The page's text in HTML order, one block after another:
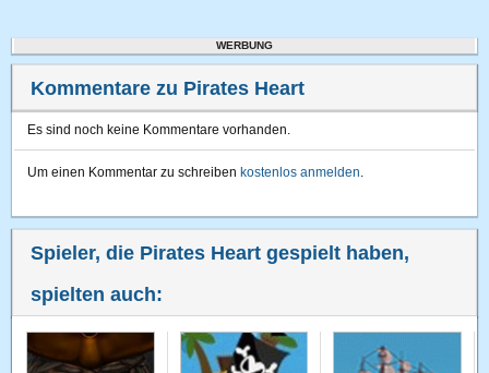
WERBUNG
Kommentare zu Pirates Heart
Es sind noch keine Kommentare vorhanden.
Um einen Kommentar zu schreiben kostenlos anmelden.
Spieler, die Pirates Heart gespielt haben,
spielten auch: